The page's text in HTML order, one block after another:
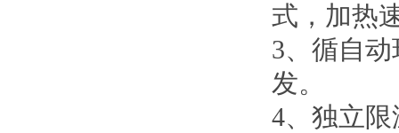
式，加热
3、循自
发。
4、独立